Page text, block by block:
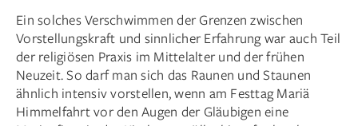
Ein solches Verschwimmen der Grenzen zwischen
Vorstellungskraft und sinnlicher Erfahrung war auch Teil
der religiösen Praxis im Mittelalter und der frühen
Neuzeit. So darf man sich das Raunen und Staunen
ähnlich intensiv vorstellen, wenn am Festtag Mariä
Himmelfahrt vor den Augen der Gläubigen eine